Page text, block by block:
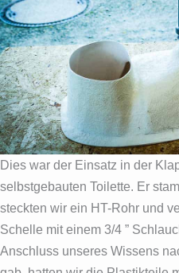
Dies war der Einsatz in der
selbstgebauten Toilette. Er
steckten wir ein HT-Rohr und
Schelle mit einem 3/4 ”
Anschluss unseres Wissens